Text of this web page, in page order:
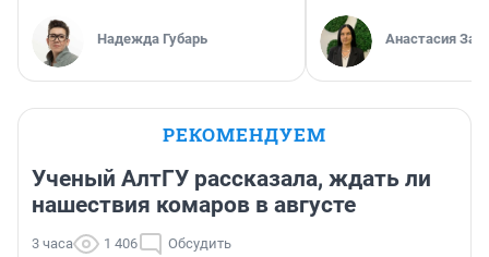
Надежда Губарь Анастасия
РЕКОМЕНДУЕМ
Ученый АлтГУ рассказала, ждать ли
нашествия комаров в августе
3 часа 1 406 Обсудить